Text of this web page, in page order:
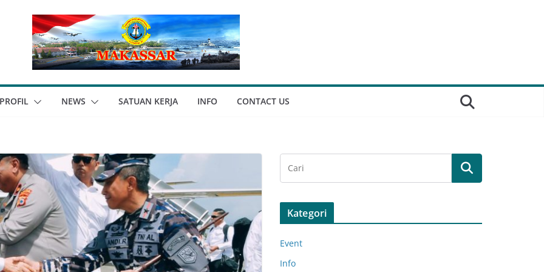
PROFIL NEWS SATUAN KERJA INFO CONTACT US
Kategori
Event
Info